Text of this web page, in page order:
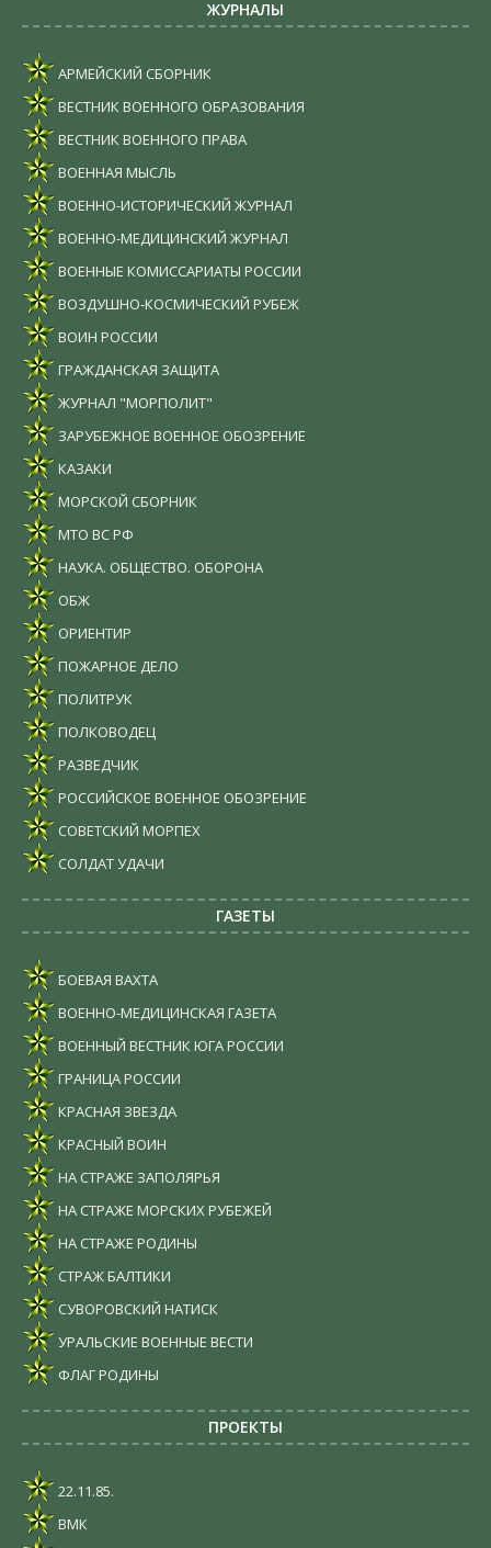
ЖУРНАЛЫ
АРМЕЙСКИЙ СБОРНИК
ВЕСТНИК ВОЕННОГО ОБРАЗОВАНИЯ
ВЕСТНИК ВОЕННОГО ПРАВА
ВОЕННАЯ МЫСЛЬ
ВОЕННО-ИСТОРИЧЕСКИЙ ЖУРНАЛ
ВОЕННО-МЕДИЦИНСКИЙ ЖУРНАЛ
ВОЕННЫЕ КОМИССАРИАТЫ РОССИИ
ВОЗДУШНО-КОСМИЧЕСКИЙ РУБЕЖ
ВОИН РОССИИ
ГРАЖДАНСКАЯ ЗАЩИТА
ЖУРНАЛ "МОРПОЛИТ"
ЗАРУБЕЖНОЕ ВОЕННОЕ ОБОЗРЕНИЕ
КАЗАКИ
МОРСКОЙ СБОРНИК
МТО ВС РФ
НАУКА. ОБЩЕСТВО. ОБОРОНА
ОБЖ
ОРИЕНТИР
ПОЖАРНОЕ ДЕЛО
ПОЛИТРУК
ПОЛКОВОДЕЦ
РАЗВЕДЧИК
РОССИЙСКОЕ ВОЕННОЕ ОБОЗРЕНИЕ
СОВЕТСКИЙ МОРПЕХ
СОЛДАТ УДАЧИ
ГАЗЕТЫ
БОЕВАЯ ВАХТА
ВОЕННО-МЕДИЦИНСКАЯ ГАЗЕТА
ВОЕННЫЙ ВЕСТНИК ЮГА РОССИИ
ГРАНИЦА РОССИИ
КРАСНАЯ ЗВЕЗДА
КРАСНЫЙ ВОИН
НА СТРАЖЕ ЗАПОЛЯРЬЯ
НА СТРАЖЕ МОРСКИХ РУБЕЖЕЙ
НА СТРАЖЕ РОДИНЫ
СТРАЖ БАЛТИКИ
СУВОРОВСКИЙ НАТИСК
УРАЛЬСКИЕ ВОЕННЫЕ ВЕСТИ
ФЛАГ РОДИНЫ
ПРОЕКТЫ
22.11.85.
ВМК